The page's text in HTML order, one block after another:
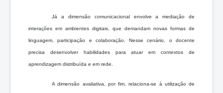
Já a dimensão comunicacional envolve a mediação de
interações em ambientes digitais, que demandam novas formas de
linguagem, participação e colaboração. Nesse cenário, o docente
precisa desenvolver habilidades para atuar em contextos de
aprendizagem distribuída e em rede.
A dimensão avaliativa, por fim, relaciona-se à utilização de